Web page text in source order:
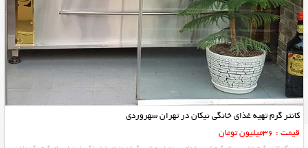
کانتر گرم تهیه غذای خانگی نیکان در تهران سهروردی
قیمت : 36میلیون تومان